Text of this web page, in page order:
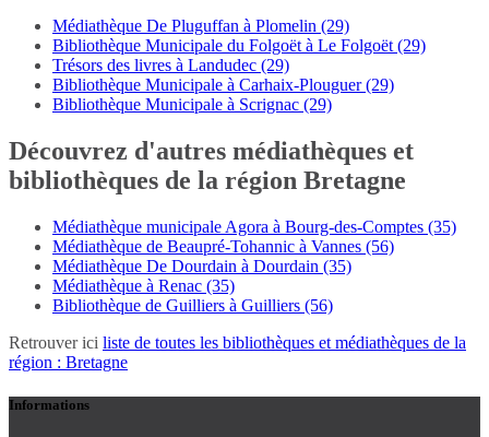
Médiathèque De Pluguffan à Plomelin (29)
Bibliothèque Municipale du Folgoët à Le Folgoët (29)
Trésors des livres à Landudec (29)
Bibliothèque Municipale à Carhaix-Plouguer (29)
Bibliothèque Municipale à Scrignac (29)
Découvrez d'autres médiathèques et
bibliothèques de la région Bretagne
Médiathèque municipale Agora à Bourg-des-Comptes (35)
Médiathèque de Beaupré-Tohannic à Vannes (56)
Médiathèque De Dourdain à Dourdain (35)
Médiathèque à Renac (35)
Bibliothèque de Guilliers à Guilliers (56)
Retrouver ici liste de toutes les bibliothèques et médiathèques de la
région : Bretagne
Informations